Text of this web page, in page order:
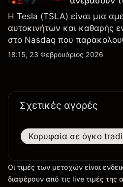
Η Tesla (TSLA) είναι μια
αυτοκινήτων και καθαρής
στο Nasdaq που
απόδοση κερδών, τα
18:15, 23 Φεβρουάριος 2026
Σχετικές αγορές
Κορυφαία σε όγκο
Οι τιμές των μετοχών είναι
διαφέρουν από τις live τιμές της